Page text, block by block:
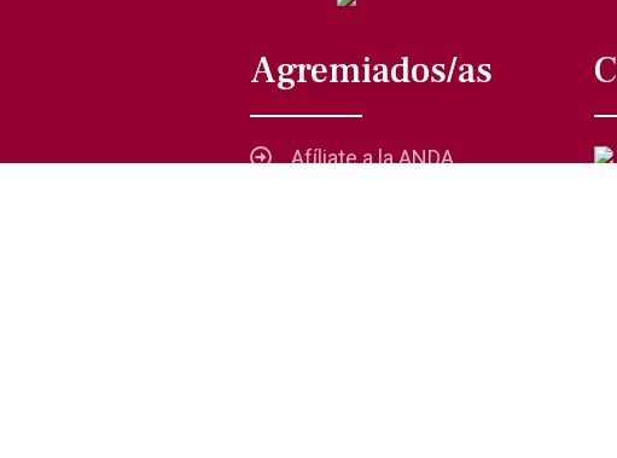
Agremiados/as
Afíliate a la ANDA